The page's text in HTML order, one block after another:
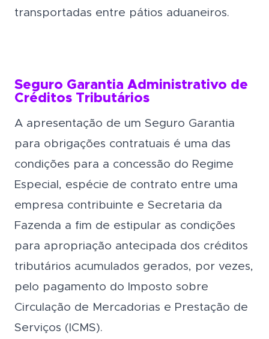
transportadas entre pátios aduaneiros.
Seguro Garantia Administrativo de
Créditos Tributários
A apresentação de um Seguro Garantia
para obrigações contratuais é uma das
condições para a concessão do Regime
Especial, espécie de contrato entre uma
empresa contribuinte e Secretaria da
Fazenda a fim de estipular as condições
para apropriação antecipada dos créditos
tributários acumulados gerados, por vezes,
pelo pagamento do Imposto sobre
Circulação de Mercadorias e Prestação de
Serviços (ICMS).